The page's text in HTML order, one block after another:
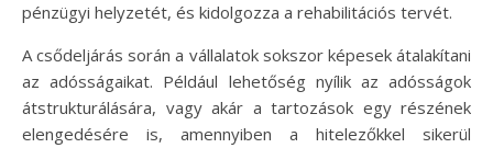
pénzügyi helyzetét, és kidolgozza a rehabilitációs tervét.
A csődeljárás során a vállalatok sokszor képesek átalakítani
az adósságaikat. Például lehetőség nyílik az adósságok
átstrukturálására, vagy akár a tartozások egy részének
elengedésére is, amennyiben a hitelezőkkel sikerül